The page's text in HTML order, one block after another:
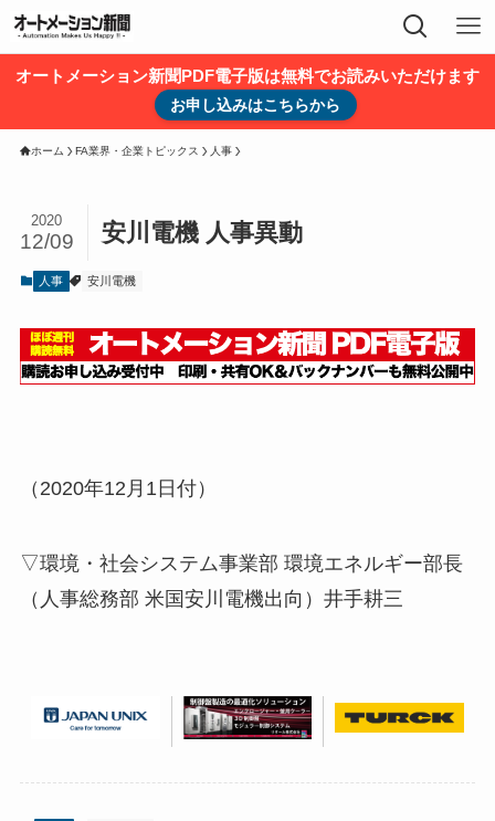
オートメーション新聞PDF電子版は無料でお読みいただけます
お申し込みはこちらから
ホーム FA業界・企業トピックス 人事
安川電機 人事異動
2020
12/09
人事 安川電機
（2020年12月1日付）
▽環境・社会システム事業部 環境エネルギー部長
（人事総務部 米国安川電機出向）井手耕三